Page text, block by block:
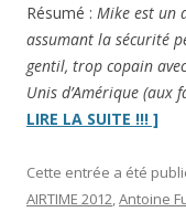
Résumé : Mike est un
assumant la sécurité
gentil, trop copain
Unis d’Amérique (aux
LIRE LA SUITE !!! ]“
de
la
Cette entrée a été
AIRTIME 2012,Antoine